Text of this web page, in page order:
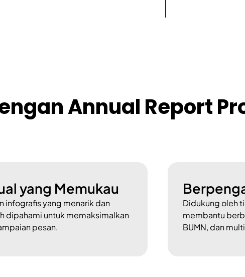
Annual Report
yang Memukau
infografis yang menarik dan
dipahami untuk memaksimalkan
pesan.
Didukung oleh
membantu
BUMN, dan